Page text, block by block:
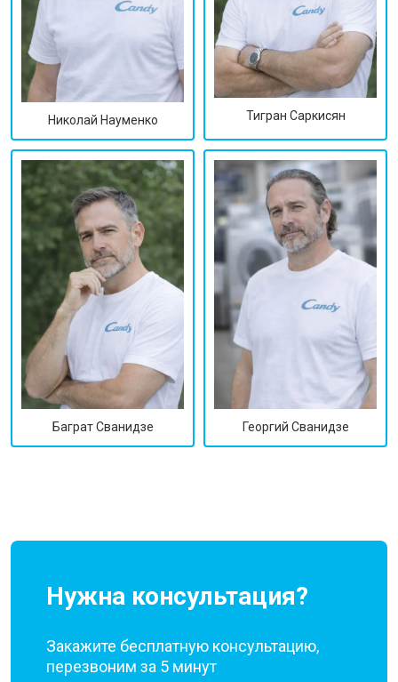
Николай Науменко Тигран Саркисян
Баграт Сванидзе Георгий Сванидзе
Нужна консультация?
Закажите бесплатную консультацию,
перезвоним за 5 минут